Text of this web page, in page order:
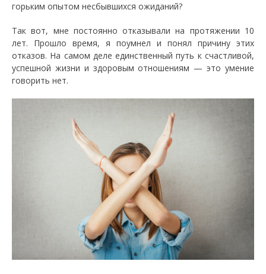
горьким опытом несбывшихся ожиданий?
Так вот, мне постоянно отказывали на протяжении 10
лет. Прошло время, я поумнел и понял причину этих
отказов. На самом деле единственный путь к счастливой,
успешной жизни и здоровым отношениям — это умение
говорить нет.